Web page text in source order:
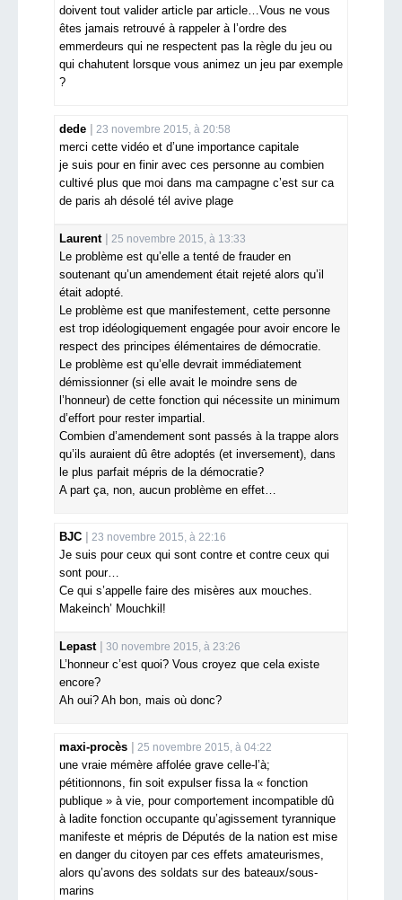
doivent tout valider article par article…Vous ne vous
êtes jamais retrouvé à rappeler à l’ordre des
emmerdeurs qui ne respectent pas la règle du jeu ou
qui chahutent lorsque vous animez un jeu par exemple
?
dede 23 novembre 2015, à 20:58
merci cette vidéo et d’une importance capitale
je suis pour en finir avec ces personne au combien
cultivé plus que moi dans ma campagne c’est sur ca
de paris ah désolé tél avive plage
Laurent 25 novembre 2015, à 13:33
Le problème est qu’elle a tenté de frauder en
soutenant qu’un amendement était rejeté alors qu’il
était adopté.
Le problème est que manifestement, cette personne
est trop idéologiquement engagée pour avoir encore le
respect des principes élémentaires de démocratie.
Le problème est qu’elle devrait immédiatement
démissionner (si elle avait le moindre sens de
l’honneur) de cette fonction qui nécessite un minimum
d’effort pour rester impartial.
Combien d’amendement sont passés à la trappe alors
qu’ils auraient dû être adoptés (et inversement), dans
le plus parfait mépris de la démocratie?
A part ça, non, aucun problème en effet…
BJC 23 novembre 2015, à 22:16
Je suis pour ceux qui sont contre et contre ceux qui
sont pour…
Ce qui s’appelle faire des misères aux mouches.
Makeinch’ Mouchkil!
Lepast 30 novembre 2015, à 23:26
L’honneur c’est quoi? Vous croyez que cela existe
encore?
Ah oui? Ah bon, mais où donc?
maxi-procès 25 novembre 2015, à 04:22
une vraie mémère affolée grave celle-l’à;
pétitionnons, fin soit expulser fissa la « fonction
publique » à vie, pour comportement incompatible dû
à ladite fonction occupante qu’agissement tyrannique
manifeste et mépris de Députés de la nation est mise
en danger du citoyen par ces effets amateurismes,
alors qu’avons des soldats sur des bateaux/sous-
marins